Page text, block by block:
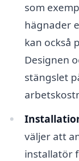
som
hägnader
kan också
Designen
stängslet
väljer att
installatör